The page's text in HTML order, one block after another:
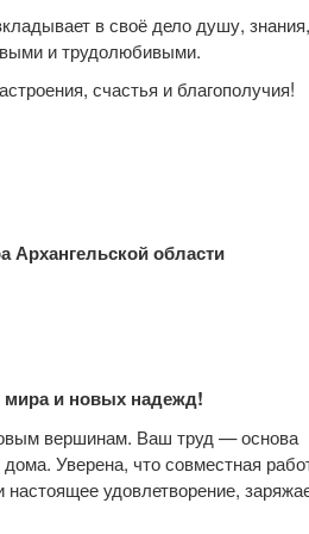
в своё дело душу, знания,
и трудолюбивыми.
счастья и благополучия!
Архангельской области
мира и новых надежд!
вершинам. Ваш труд — основа
Уверена, что совместная
удовлетворение,